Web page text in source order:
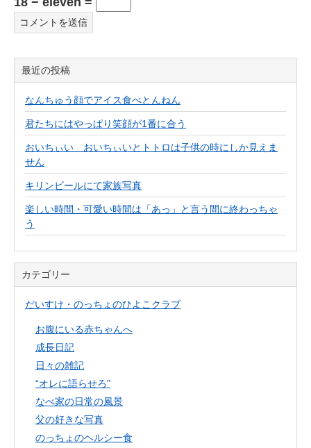
最近の投稿
なんちゅう顔でアイス食べとんねん
君たちにはやっぱり笑顔が1番に合う
おいちぃい おいちぃいとトトロは子供の時にしか見えま
せん
キリンビールにて家族写真
楽しい時間・可愛い時間は「あっ」と言う間に終わっちゃ
う
カテゴリー
だいすけ・のっちょのひよこクラブ
お腹にいる赤ちゃんへ
成長日記
日々の雑記
“オレに語らせろ”
なべ家の日常の風景
父の好きな写真
のっちょのヘルシー食